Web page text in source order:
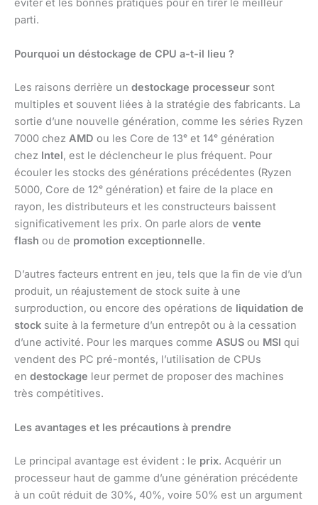
éviter et les bonnes pratiques pour en tirer le meilleur
parti.
Pourquoi un déstockage de CPU a-t-il lieu ?
Les raisons derrière un destockage processeur sont
multiples et souvent liées à la stratégie des fabricants. La
sortie d’une nouvelle génération, comme les séries Ryzen
7000 chez AMD ou les Core de 13ᵉ et 14ᵉ génération
chez Intel, est le déclencheur le plus fréquent. Pour
écouler les stocks des générations précédentes (Ryzen
5000, Core de 12ᵉ génération) et faire de la place en
rayon, les distributeurs et les constructeurs baissent
significativement les prix. On parle alors de vente
flash ou de promotion exceptionnelle.
D’autres facteurs entrent en jeu, tels que la fin de vie d’un
produit, un réajustement de stock suite à une
surproduction, ou encore des opérations de liquidation de
stock suite à la fermeture d’un entrepôt ou à la cessation
d’une activité. Pour les marques comme ASUS ou MSI qui
vendent des PC pré-montés, l’utilisation de CPUs
en destockage leur permet de proposer des machines
très compétitives.
Les avantages et les précautions à prendre
Le principal avantage est évident : le prix. Acquérir un
processeur haut de gamme d’une génération précédente
à un coût réduit de 30%, 40%, voire 50% est un argument